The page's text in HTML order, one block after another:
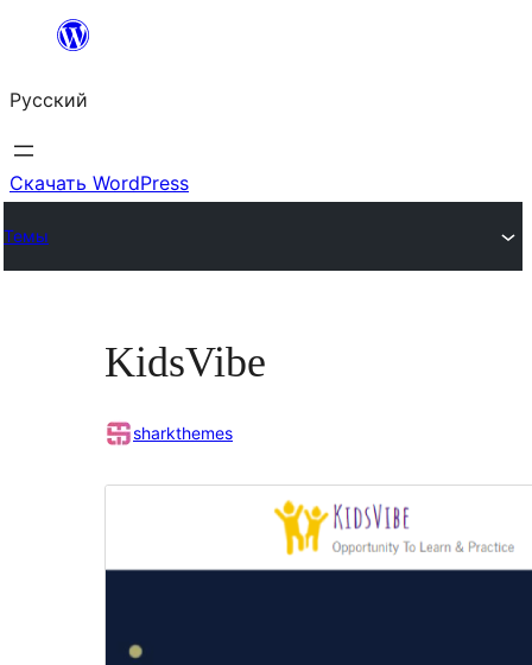
Перейти
содержимому
Русский
Скачать WordPress
Темы
KidsVibe
sharkthemes